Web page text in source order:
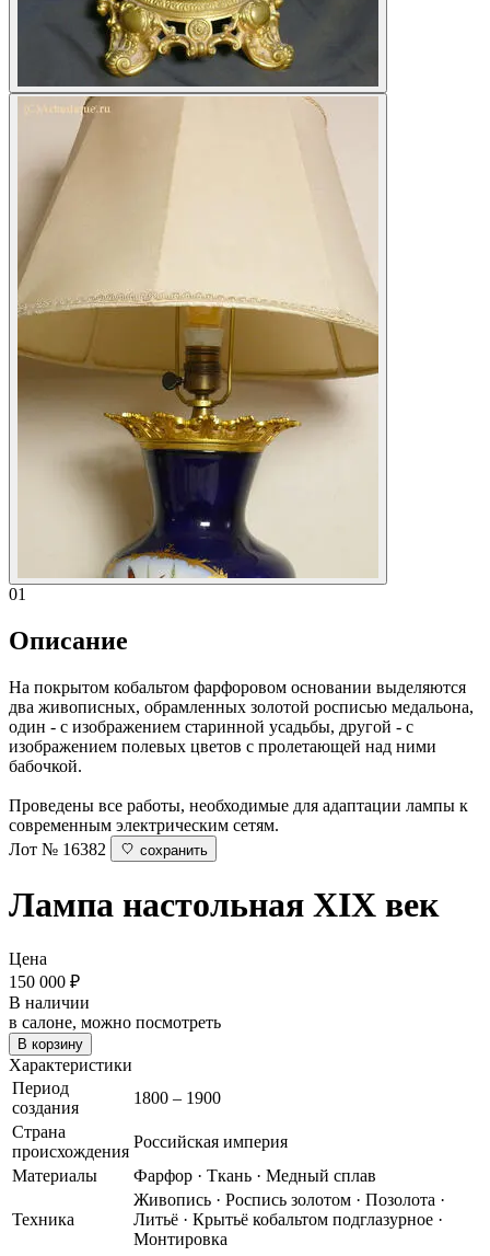
01
Описание
На покрытом кобальтом фарфоровом основании выделяются
два живописных, обрамленных золотой росписью медальона,
один - с изображением старинной усадьбы, другой - с
изображением полевых цветов с пролетающей над ними
бабочкой.
Проведены все работы, необходимые для адаптации лампы к
современным электрическим сетям.
Лот № 16382
сохранить
Лампа настольная XIX век
Цена
150 000 ₽
В наличии
в салоне, можно посмотреть
В корзину
Характеристики
Период
создания
1800 – 1900
Страна
происхождения
Российская империя
Материалы
Фарфор · Ткань · Медный сплав
Техника
Живопись · Роспись золотом · Позолота ·
Литьё · Крытьё кобальтом подглазурное ·
Монтировка